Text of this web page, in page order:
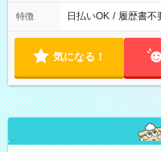
特徴 日払いOK / 履歴書不
気になる！